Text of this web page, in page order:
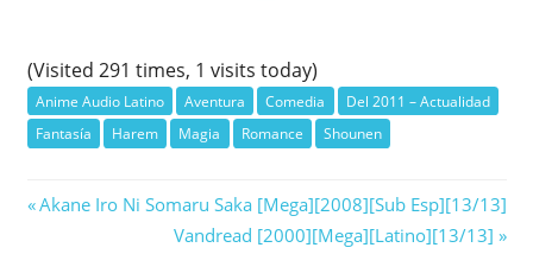
(Visited 291 times, 1 visits today)
Anime Audio Latino Aventura Comedia
Del 2011 – Actualidad
Fantasía
Harem Magia Romance Shounen
Navegación
Previous
Akane Iro Ni Somaru Saka [Mega][2008][Sub Esp][13/13]
Next
Vandread [2000][Mega][Latino][13/13]